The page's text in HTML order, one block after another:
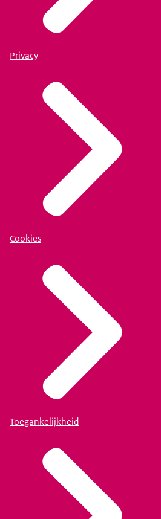
info@justid.nl
Privacy
Cookies
Toegankelijkheid